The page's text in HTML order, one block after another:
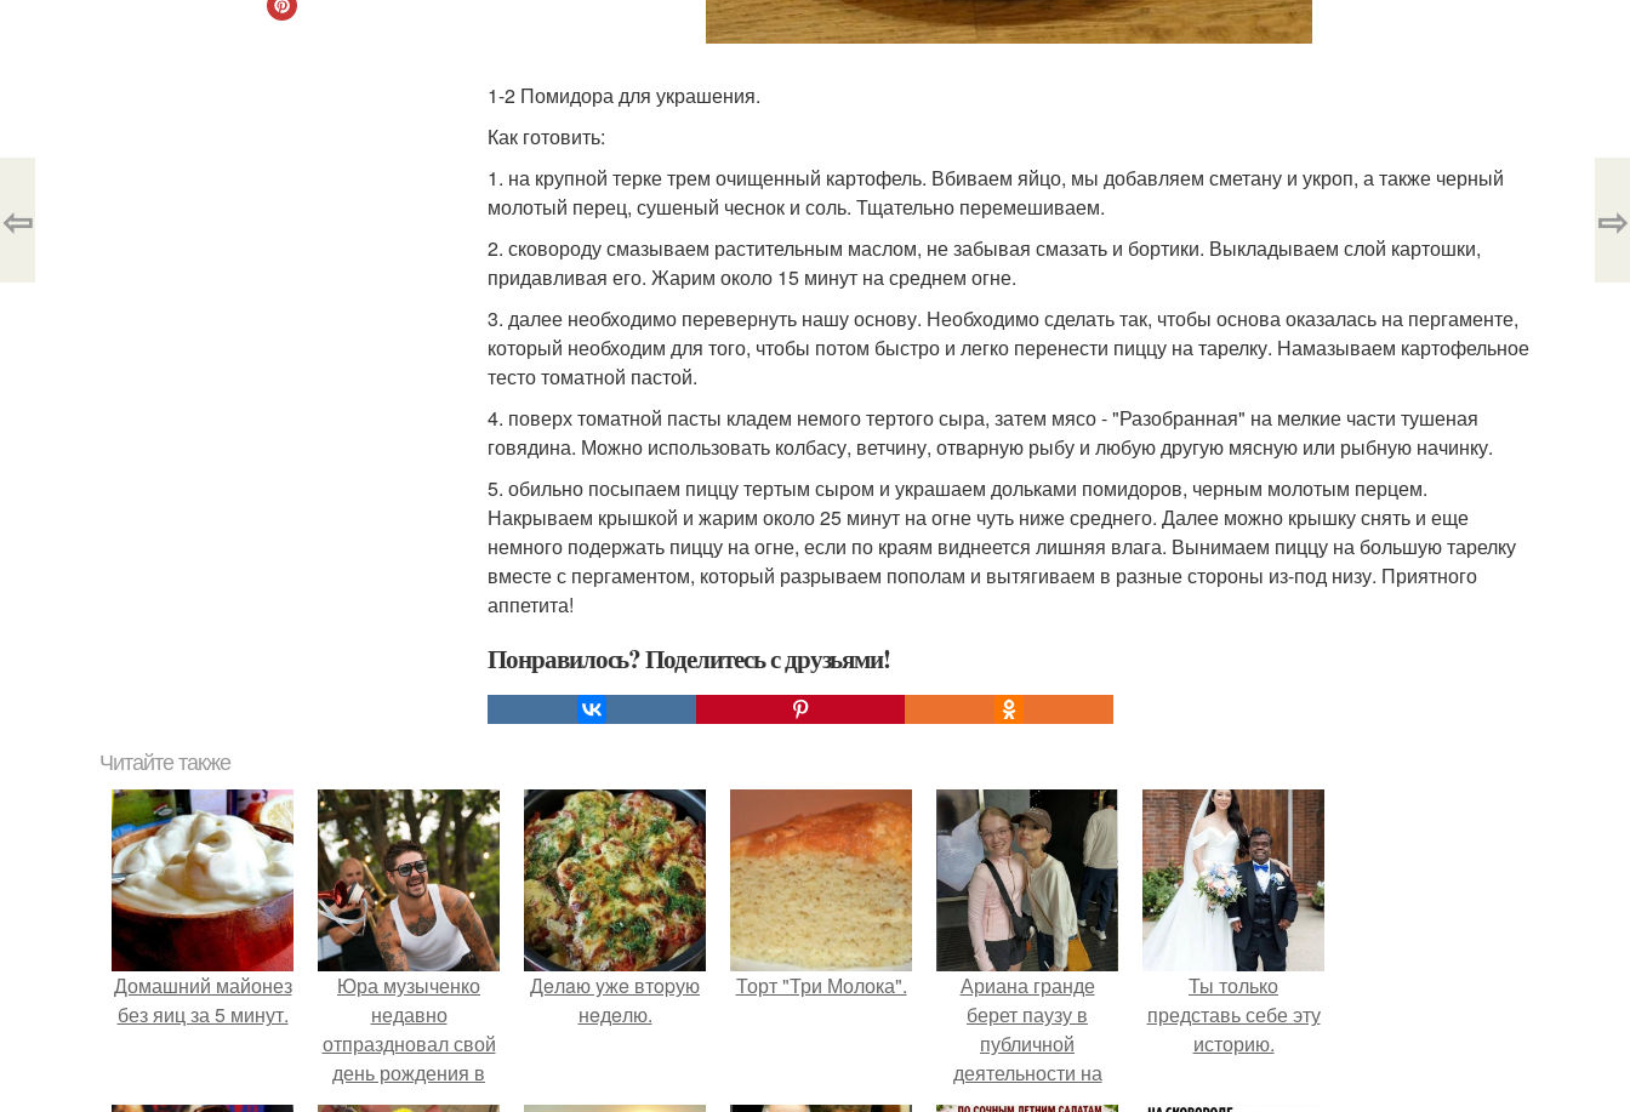
1-2 Помидора для украшения.
Как готовить:
1. на крупной терке трем очищенный картофель. Вбиваем яйцо, мы добавляем сметану и укроп, а также черный
молотый перец, сушеный чеснок и соль. Тщательно перемешиваем.
2. сковороду смазываем растительным маслом, не забывая смазать и бортики. Выкладываем слой картошки,
придавливая его. Жарим около 15 минут на среднем огне.
3. далее необходимо перевернуть нашу основу. Необходимо сделать так, чтобы основа оказалась на пергаменте,
который необходим для того, чтобы потом быстро и легко перенести пиццу на тарелку. Намазываем картофельное
тесто томатной пастой.
4. поверх томатной пасты кладем немого тертого сыра, затем мясо - "Разобранная" на мелкие части тушеная
говядина. Можно использовать колбасу, ветчину, отварную рыбу и любую другую мясную или рыбную начинку.
5. обильно посыпаем пиццу тертым сыром и украшаем дольками помидоров, черным молотым перцем.
Накрываем крышкой и жарим около 25 минут на огне чуть ниже среднего. Далее можно крышку снять и еще
немного подержать пиццу на огне, если по краям виднеется лишняя влага. Вынимаем пиццу на большую тарелку
вместе с пергаментом, который разрываем пополам и вытягиваем в разные стороны из-под низу. Приятного
аппетита!
Понравилось? Поделитесь с друзьями!
⇦ ⇨
Читайте также
Домашний майонез
без яиц за 5 минут.
Юра музыченко
недавно
отпраздновал свой
день рождения в
кругу самых
Дeлaю yжe втopую
нeдeлю.
Торт "Три Молока".
Ариана гранде
берет паузу в
публичной
деятельности на
фоне слухов о
Ты только
представь себе эту
историю.